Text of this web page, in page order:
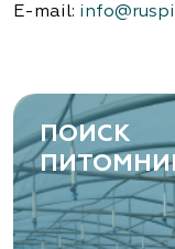
Е-mail:
ПОИСК